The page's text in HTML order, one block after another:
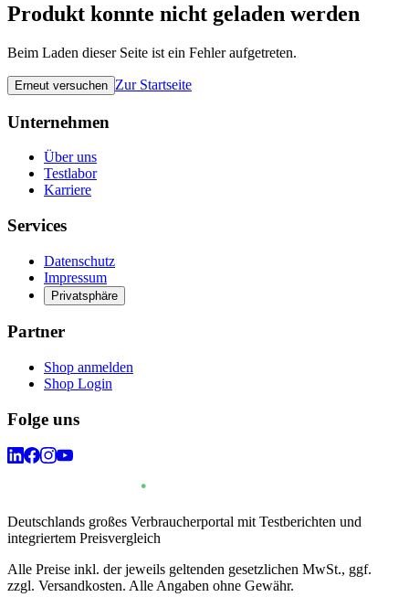
Produkt konnte nicht geladen werden
Beim Laden dieser Seite ist ein Fehler aufgetreten.
Erneut versuchen Zur Startseite
Unternehmen
Über uns
Testlabor
Karriere
Services
Datenschutz
Impressum
Privatsphäre
Partner
Shop anmelden
Shop Login
Folge uns
Deutschlands großes Verbraucherportal mit Testberichten und
integriertem Preisvergleich
Alle Preise inkl. der jeweils geltenden gesetzlichen MwSt., ggf.
zzgl. Versandkosten. Alle Angaben ohne Gewähr.